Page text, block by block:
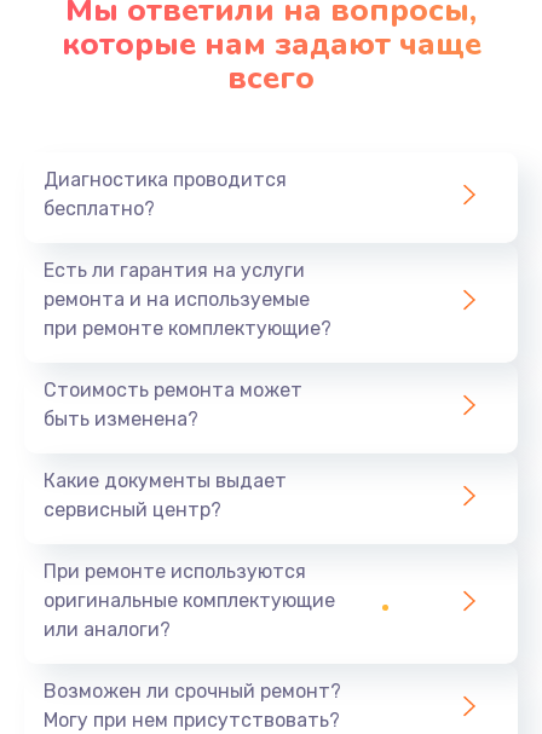
Мы ответили на вопросы,
которые нам задают чаще
всего
Диагностика проводится
бесплатно?
Есть ли гарантия на услуги
ремонта и на используемые
при ремонте комплектующие?
Стоимость ремонта может
быть изменена?
Какие документы выдает
сервисный центр?
При ремонте используются
оригинальные комплектующие
или аналоги?
Возможен ли срочный ремонт?
Могу при нем присутствовать?